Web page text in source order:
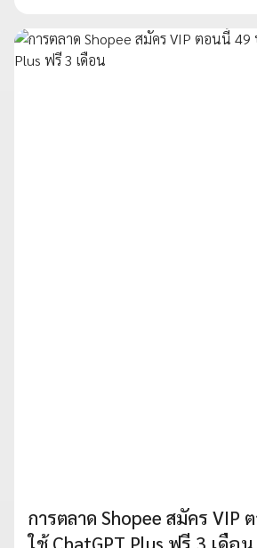
การตลาด Shopee สมัคร VIP
ใช้ ChatGPT Plus ฟรี 3 เดือน